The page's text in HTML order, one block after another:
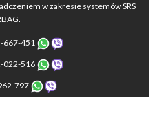
w zakresie systemów SRS
667-451
022-516
797